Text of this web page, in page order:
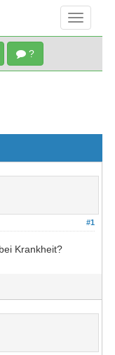
?
#1
Krankheit?